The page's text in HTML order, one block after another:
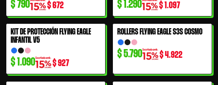
$ 790 $672 $1.290 $1.097
KIT DE PROTECCIÓN FLYING EAGLE
INFANTIL V5
$1.090 $927
ROLLERS FLYING EAGLE S3S COSMO
$5.790 $4.922